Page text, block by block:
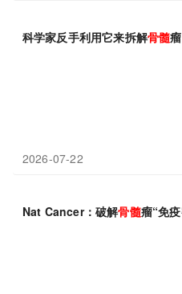
科学家反手利用它来拆解骨髓
2026-07-22
Nat Cancer：破解骨髓瘤“免